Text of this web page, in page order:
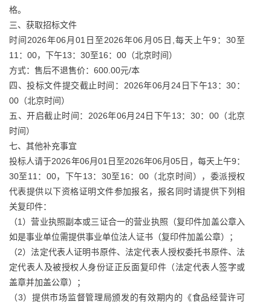
格。
三、获取招标文件
时间2026年06月01日至2026年06月05日,每天上午9：30至
11：00，下午13：30至16：00（北京时间）
方式：售后不退售价：600.00元/本
四、投标文件提交截止时间：2026年06月24日下午13：30：
00（北京时间）
五、开启截止时间：2026年06月24日下午13：30：00（北京
时间）
七、其他补充事宜
投标人请于2026年06月01日至2026年06月05日，每天上午9：
30至11：00，下午13：30至16：00（北京时间），委派授权
代表提供以下资格证明文件参加报名，报名同时请提供下列相
关复印件：
（1）营业执照副本或三证合一的营业执照（复印件加盖公章入
如是事业单位需提供事业单位法人证书（复印件加盖公章）；
（2）法定代表人证明书原件、法定代表人授权委托书原件、法
定代表人及被授权人身份证正反面复印件（法定代表人签字或
盖章并加盖公章）；
（3）提供市场监督管理局颁发的有效期内的《食品经营许可